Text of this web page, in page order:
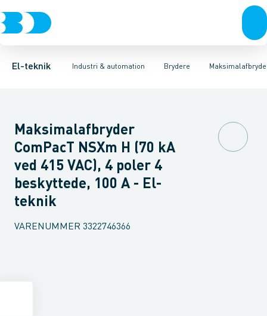
El-teknik Industri & automation
Afbrydere, stikkontakter & lampeudtagForgreningsmateriel
Brydere
Industristiksystemer Frekvensomformere og softstartere
Motorbetjening for effektafbryder Ombygningssæt til
Maksimalafbryder
ComPacT NSXm H (70 kA
ved 415 VAC), 4 poler 4
beskyttede, 100 A - El-
teknik
VARENUMMER 3322746366